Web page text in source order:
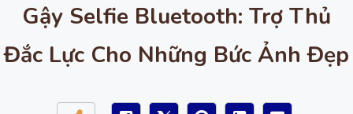
Gậy Selfie Bluetooth: Trợ Thủ
Đắc Lực Cho Những Bức Ảnh Đẹp